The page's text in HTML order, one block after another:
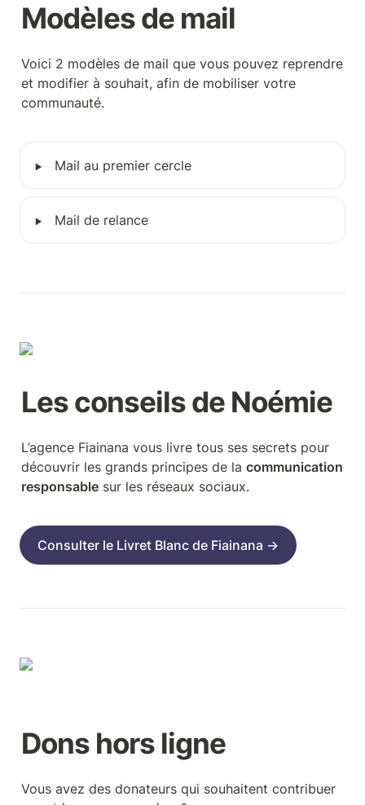
Modèles de mail
Voici 2 modèles de mail que vous pouvez reprendre
et modifier à souhait, afin de mobiliser votre
communauté.
‣ Mail au premier cercle
‣ Mail de relance
Les conseils de Noémie
L’agence Fiainana vous livre tous ses secrets pour
découvrir les grands principes de la communication
responsable sur les réseaux sociaux.
Consulter le Livret Blanc de Fiainana →
Dons hors ligne
Vous avez des donateurs qui souhaitent contribuer